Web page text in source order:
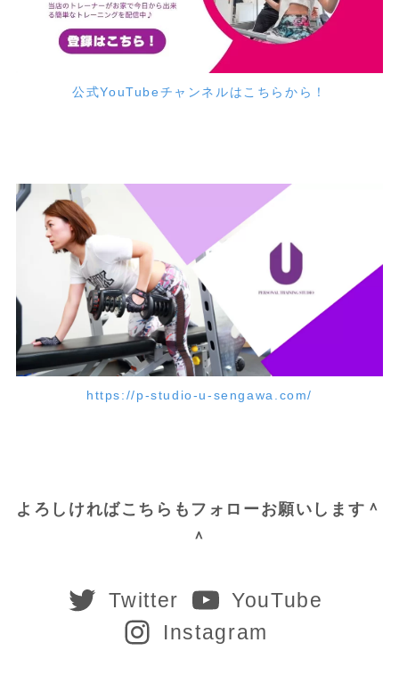
公式YouTubeチャンネルはこちらから！
https://p-studio-u-sengawa.com/
よろしければこちらもフォローお願いします＾
＾
Twitter
YouTube
Instagram